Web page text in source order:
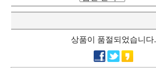
상품이 품절되었습니다.